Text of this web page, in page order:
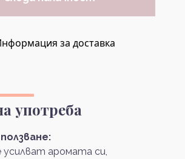
за доставка
употреба
аромата си,